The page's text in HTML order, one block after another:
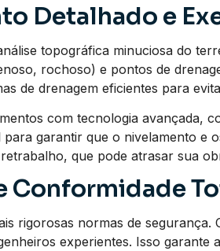
Detalhado e
topográfica minuciosa do
rochoso) e pontos de
de drenagem eficientes para
com tecnologia avançada,
garantir que o nivelamento e
que pode atrasar sua
Conformidade
rigorosas normas de segurança.
experientes. Isso